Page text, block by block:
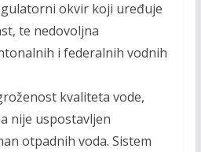
okvir koji uređuje
te nedovoljna
i federalnih vodnih
kvaliteta vode,
nije uspostavljen
otpadnih voda. Sistem